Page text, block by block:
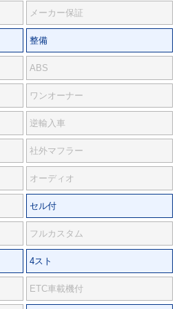
メーカー保証
整備
ABS
ワンオーナー
逆輸入車
社外マフラー
オーディオ
セル付
フルカスタム
4スト
ETC車載機付